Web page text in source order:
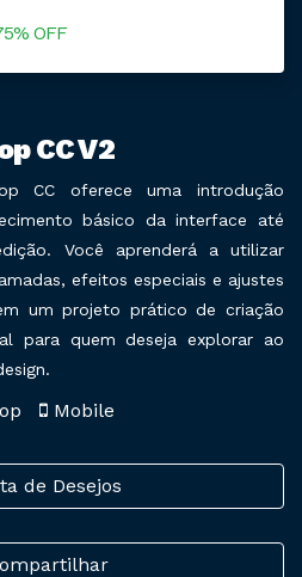
OFF
CC V2
CC oferece uma introdução
básico da interface até
Você aprenderá a utilizar
efeitos especiais e ajustes
um projeto prático de criação
para quem deseja explorar ao
Mobile
de Desejos